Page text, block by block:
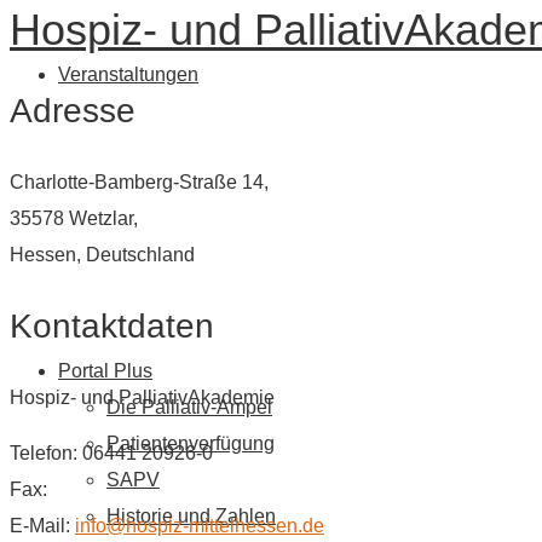
Veranstaltungen
Portal Plus
Die Palliativ-Ampel
Patientenverfügung
SAPV
Historie und Zahlen
Hospiz- und
Adresse
Charlotte-Bamberg-Straße 14,
35578 Wetzlar,
Hessen, Deutschland
Kontaktdaten
Hospiz- und PalliativAkademie
Telefon: 06441 20926-0
Fax:
E-Mail: info@hospiz-mittelhessen.de